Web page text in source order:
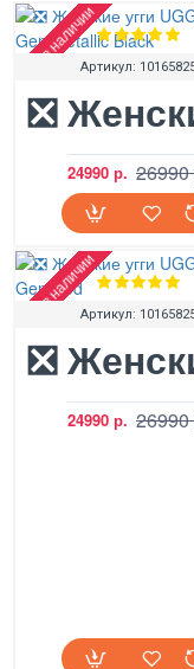
Нет в наличииАртикул:
❎
24990 р. 26990
Нет в наличииАртикул:
❎
24990 р. 26990